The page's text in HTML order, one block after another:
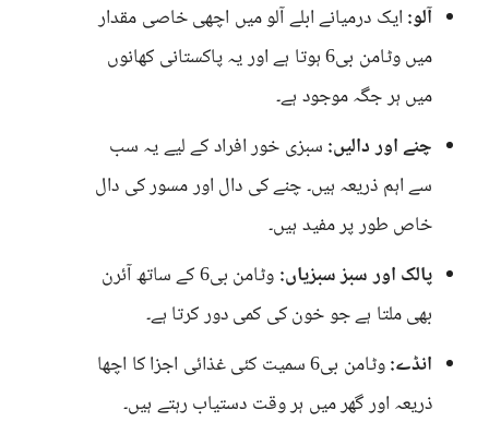
آلو: ایک درمیانے ابلے آلو میں اچھی خاصی مقدار
میں وٹامن بی6 ہوتا ہے اور یہ پاکستانی کھانوں
میں ہر جگہ موجود ہے۔
چنے اور دالیں: سبزی خور افراد کے لیے یہ سب
سے اہم ذریعہ ہیں۔ چنے کی دال اور مسور کی دال
خاص طور پر مفید ہیں۔
پالک اور سبز سبزیاں:
وٹامن بی6 کے ساتھ آئرن
بھی ملتا ہے جو خون کی کمی دور کرتا ہے۔
انڈے:
وٹامن بی6 سمیت کئی غذائی اجزا کا اچھا
ذریعہ اور گھر میں ہر وقت دستیاب رہتے ہیں۔